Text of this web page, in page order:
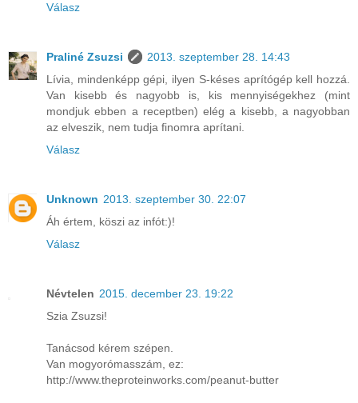
Válasz
Praliné Zsuzsi
2013. szeptember 28. 14:43
Lívia, mindenképp gépi, ilyen S-késes aprítógép kell hozzá.
Van kisebb és nagyobb is, kis mennyiségekhez (mint
mondjuk ebben a receptben) elég a kisebb, a nagyobban
az elveszik, nem tudja finomra aprítani.
Válasz
Unknown 2013. szeptember 30. 22:07
Áh értem, köszi az infót:)!
Válasz
Névtelen 2015. december 23. 19:22
Szia Zsuzsi!
Tanácsod kérem szépen.
Van mogyorómasszám, ez:
http://www.theproteinworks.com/peanut-butter